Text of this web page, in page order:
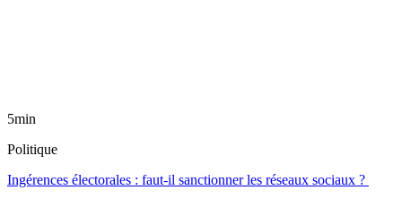
5min
Politique
Ingérences électorales : faut-il sanctionner les réseaux sociaux ?